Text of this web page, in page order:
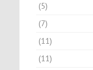
(5)
(7)
(11)
(11)